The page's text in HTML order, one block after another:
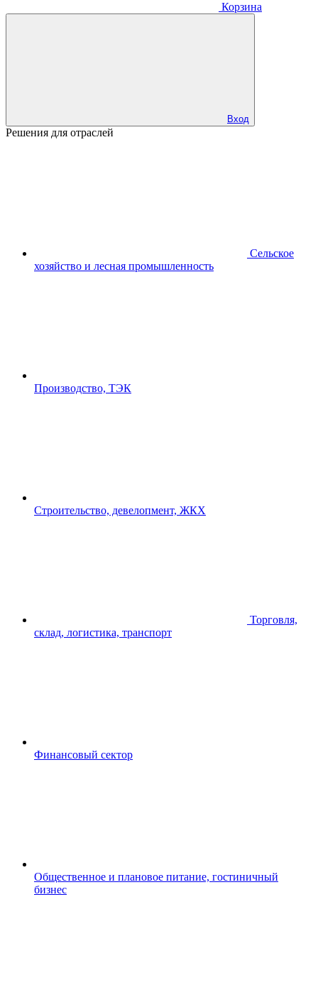
Корзина
Вход
Решения для отраслей
Сельское
хозяйство и лесная промышленность
Производство, ТЭК
Строительство, девелопмент, ЖКХ
Торговля,
склад, логистика, транспорт
Финансовый сектор
Общественное и плановое питание, гостиничный
бизнес